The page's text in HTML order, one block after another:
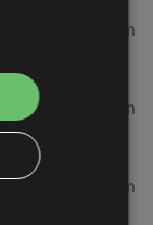
3,26 km
3,31 km
3,32 km